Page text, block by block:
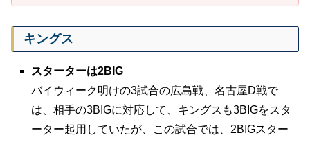
キングス
スターターは2BIG
バイウィーク明けの3試合の広島戦、名古屋D戦で
は、相手の3BIGに対応して、キングスも3BIGをスタ
ーター起用していたが、この試合では、2BIGスター